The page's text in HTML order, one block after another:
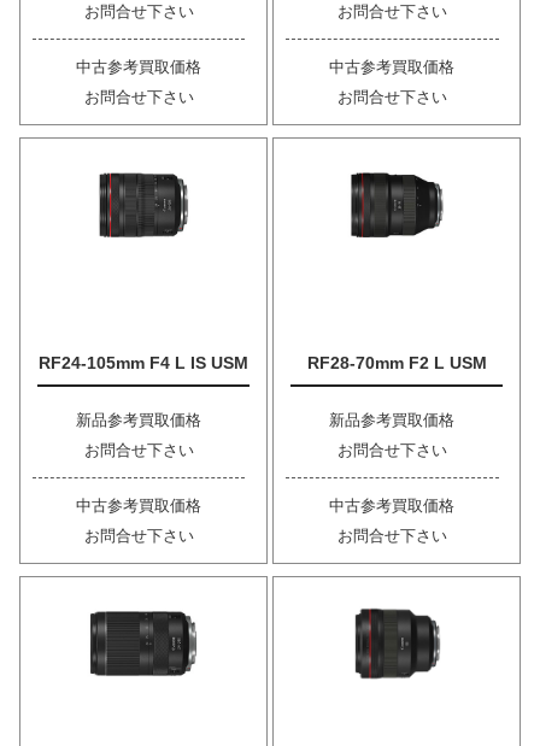
お問合せ下さい
中古参考買取価格
お問合せ下さい
お問合せ下さい
中古参考買取価格
お問合せ下さい
RF24-105mm F4 L IS USM
新品参考買取価格
お問合せ下さい
中古参考買取価格
お問合せ下さい
RF28-70mm F2 L USM
新品参考買取価格
お問合せ下さい
中古参考買取価格
お問合せ下さい